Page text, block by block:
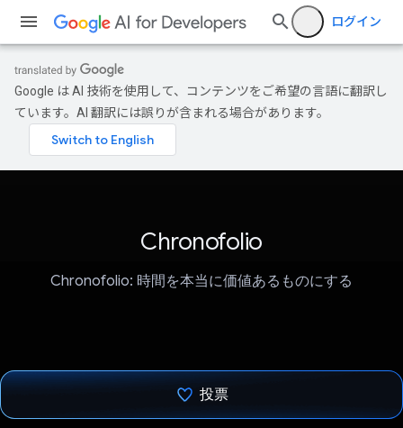
ログイン
Google は AI 技術を使用して、コンテンツをご希望の言語に翻訳し
ています。AI 翻訳には誤りが含まれる場合があります。
Chronofolio
Chronofolio: 時間を本当に価値あるものにする
投票